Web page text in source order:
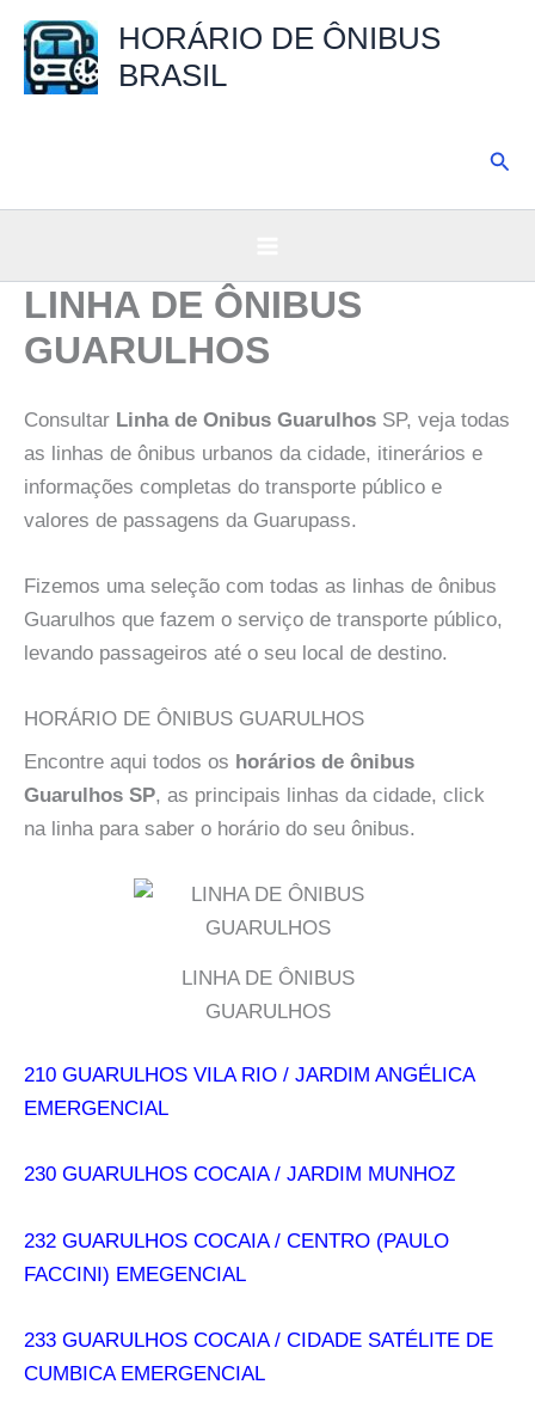
para
HORÁRIO DE ÔNIBUS
BRASIL
LINHA DE ÔNIBUS
GUARULHOS
Consultar Linha de Onibus Guarulhos SP, veja todas
as linhas de ônibus urbanos da cidade, itinerários e
informações completas do transporte público e
valores de passagens da Guarupass.
Fizemos uma seleção com todas as linhas de ônibus
Guarulhos que fazem o serviço de transporte público,
levando passageiros até o seu local de destino.
HORÁRIO DE ÔNIBUS GUARULHOS
Encontre aqui todos os horários de ônibus
Guarulhos SP, as principais linhas da cidade, click
na linha para saber o horário do seu ônibus.
LINHA DE ÔNIBUS
GUARULHOS
210 GUARULHOS VILA RIO / JARDIM ANGÉLICA
EMERGENCIAL
230 GUARULHOS COCAIA / JARDIM MUNHOZ
232 GUARULHOS COCAIA / CENTRO (PAULO
FACCINI) EMEGENCIAL
233 GUARULHOS COCAIA / CIDADE SATÉLITE DE
CUMBICA EMERGENCIAL